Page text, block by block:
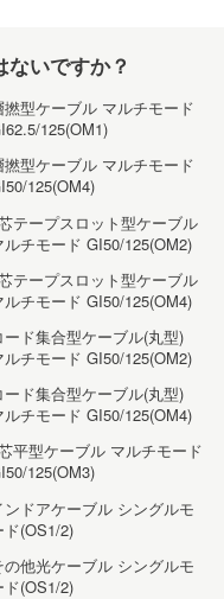
いですか？
撚型ケーブル マルチモード
125(OM1)
撚型ケーブル マルチモード
125(OM4)
テープスロット型ケーブル
ルチモード GI50/125(OM2)
テープスロット型ケーブル
ルチモード GI50/125(OM4)
ード集合型ケーブル(丸型)
ルチモード GI50/125(OM2)
ード集合型ケーブル(丸型)
ルチモード GI50/125(OM4)
平型ケーブル マルチモード
125(OM3)
ンドアケーブル シングルモ
ド(OS1/2)
の他光ケーブル シングルモ
ド(OS1/2)